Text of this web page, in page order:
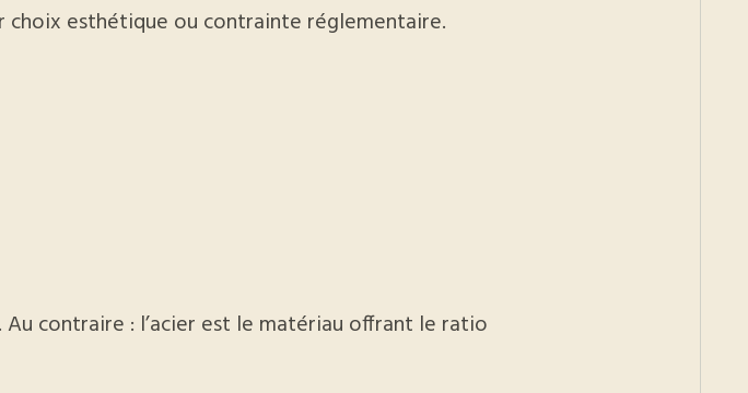
esthétique ou contrainte réglementaire.
contraire : l’acier est le matériau offrant le ratio